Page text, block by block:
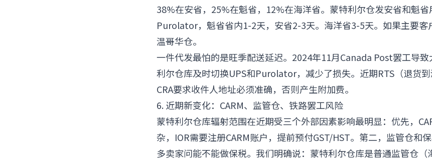
38%在安省，25%在魁省，12%在海洋省。蒙特利尔仓发安省和魁
Purolator，魁省省内1-2天，安省2-3天。海洋省3-5天。如果主要客
温哥华仓。
一件代发最怕的是旺季配送延迟。2024年11月Canada Post罢工导
利尔仓库及时切换UPS和Purolator，减少了损失。近期RTS（退货到
CRA要求收件人地址必须准确，否则产生附加费。
6. 近期新变化：CARM、监管仓、铁路罢工风险
蒙特利尔仓库辐射范围在近期受三个外部因素影响最明显：优先，
杂，IOR需要注册CARM账户，提前预付GST/HST。第二，监管仓和
多卖家问能不能做保税。我们明确说：蒙特利尔仓库是普通监管仓（